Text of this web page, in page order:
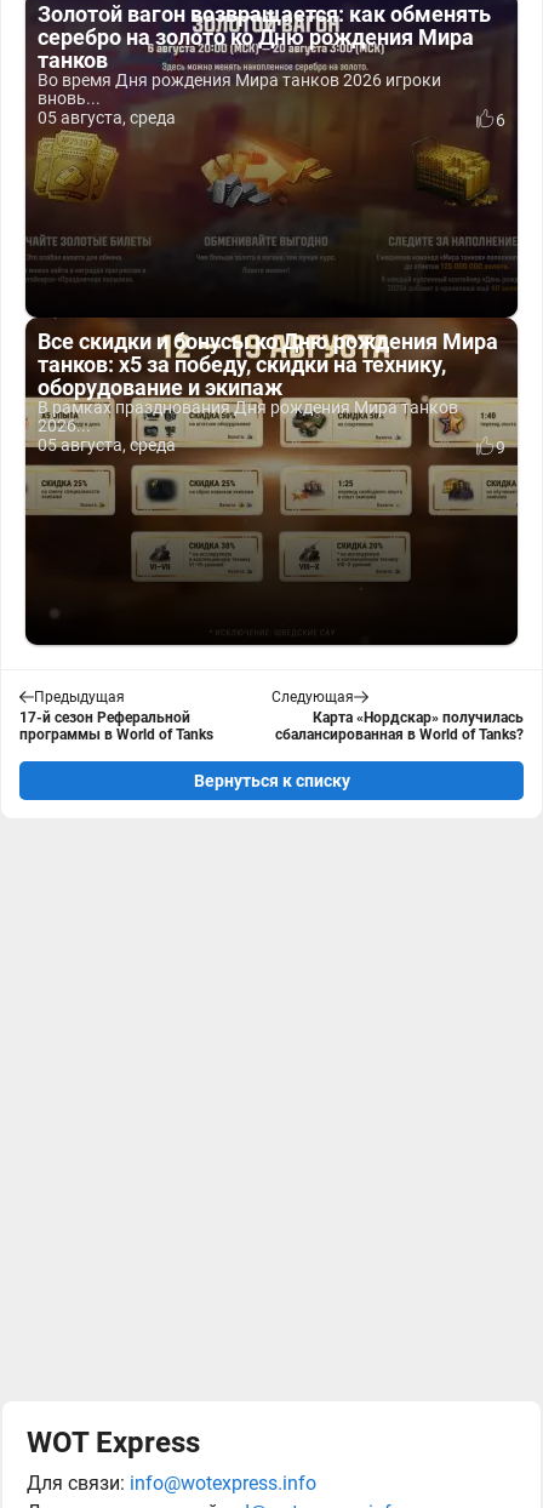
Золотой вагон возвращается: как обменять
серебро на золото ко Дню рождения Мира
танков
Во время Дня рождения Мира танков 2026 игроки
вновь...
05 августа, среда
6
Все скидки и бонусы ко Дню рождения Мира
танков: x5 за победу, скидки на технику,
оборудование и экипаж
В рамках празднования Дня рождения Мира танков
2026...
05 августа, среда
9
Предыдущая
17-й сезон Реферальной
программы в World of Tanks
Следующая
Карта «Нордскар» получилась
сбалансированная в World of Tanks?
Вернуться к списку
WOT Express
Для связи: info@wotexpress.info